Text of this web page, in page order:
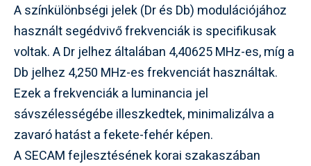
A színkülönbségi jelek (Dr és Db) modulációjához
használt segédvivő frekvenciák is specifikusak
voltak. A Dr jelhez általában 4,40625 MHz-es, míg a
Db jelhez 4,250 MHz-es frekvenciát használtak.
Ezek a frekvenciák a luminancia jel
sávszélességébe illeszkedtek, minimalizálva a
zavaró hatást a fekete-fehér képen.
A SECAM fejlesztésének korai szakaszában